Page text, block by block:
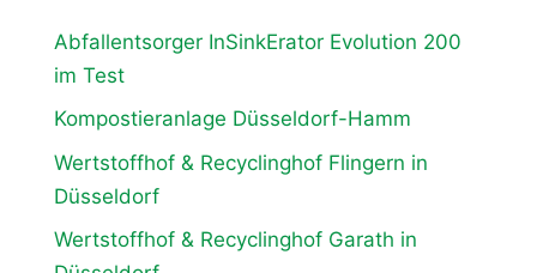
Abfallentsorger InSinkErator Evolution 200
im Test
Kompostieranlage Düsseldorf-Hamm
Wertstoffhof & Recyclinghof Flingern in
Düsseldorf
Wertstoffhof & Recyclinghof Garath in